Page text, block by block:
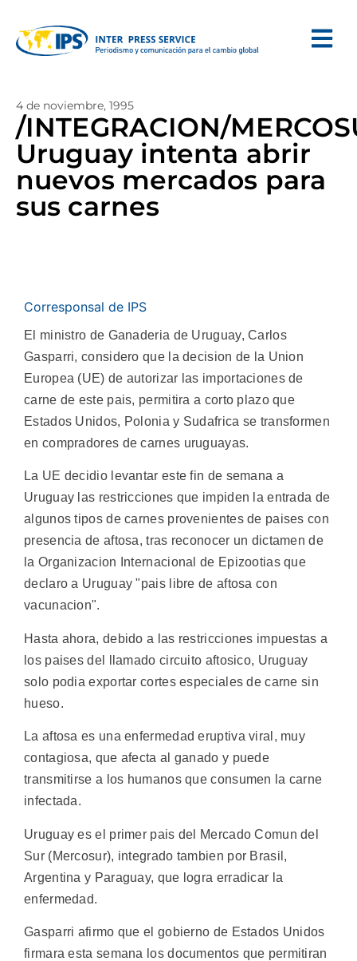
4 de noviembre, 1995
/INTEGRACION/
Uruguay intenta abrir
nuevos mercados para
sus carnes
Corresponsal de IPS
El ministro de Ganaderia de Uruguay, Carlos
Gasparri, considero que la decision de la Union
Europea (UE) de autorizar las importaciones de
carne de este pais, permitira a corto plazo que
Estados Unidos, Polonia y Sudafrica se transformen
en compradores de carnes uruguayas.
La UE decidio levantar este fin de semana a
Uruguay las restricciones que impiden la entrada de
algunos tipos de carnes provenientes de paises con
presencia de aftosa, tras reconocer un dictamen de
la Organizacion Internacional de Epizootias que
declaro a Uruguay "pais libre de aftosa con
vacunacion".
Hasta ahora, debido a las restricciones impuestas a
los paises del llamado circuito aftosico, Uruguay
solo podia exportar cortes especiales de carne sin
hueso.
La aftosa es una enfermedad eruptiva viral, muy
contagiosa, que afecta al ganado y puede
transmitirse a los humanos que consumen la carne
infectada.
Uruguay es el primer pais del Mercado Comun del
Sur (Mercosur), integrado tambien por Brasil,
Argentina y Paraguay, que logra erradicar la
enfermedad.
Gasparri afirmo que el gobierno de Estados Unidos
firmara esta semana los documentos que permitiran